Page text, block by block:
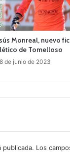
Monreal, nuevo
de Tomelloso
8 de junio de 2023
Los